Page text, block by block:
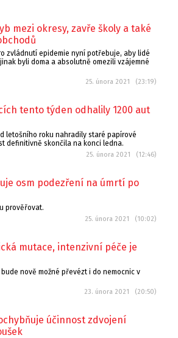
mezi okresy, zavře školy a také
zvládnutí epidemie nyní potřebuje, aby lidé
byli doma a absolutně omezili vzájemné
25. února 2021 (23:19)
tento týden odhalily 1200 aut
letošního roku nahradily staré papírové
definitivně skončila na konci ledna.
25. února 2021 (12:46)
osm podezření na úmrtí po
prověřovat.
25. února 2021 (10:02)
mutace, intenzivní péče je
bude nově možné převézt i do nemocnic v
23. února 2021 (20:50)
účinnost zdvojení